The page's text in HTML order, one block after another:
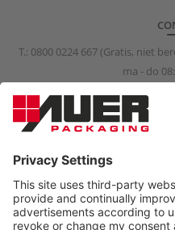
T.: 0800 0224 667 (Gratis, niet
ma - do